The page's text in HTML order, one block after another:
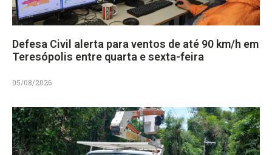
Defesa Civil alerta para ventos de até 90 km/h em
Teresópolis entre quarta e sexta-feira
05/08/2026